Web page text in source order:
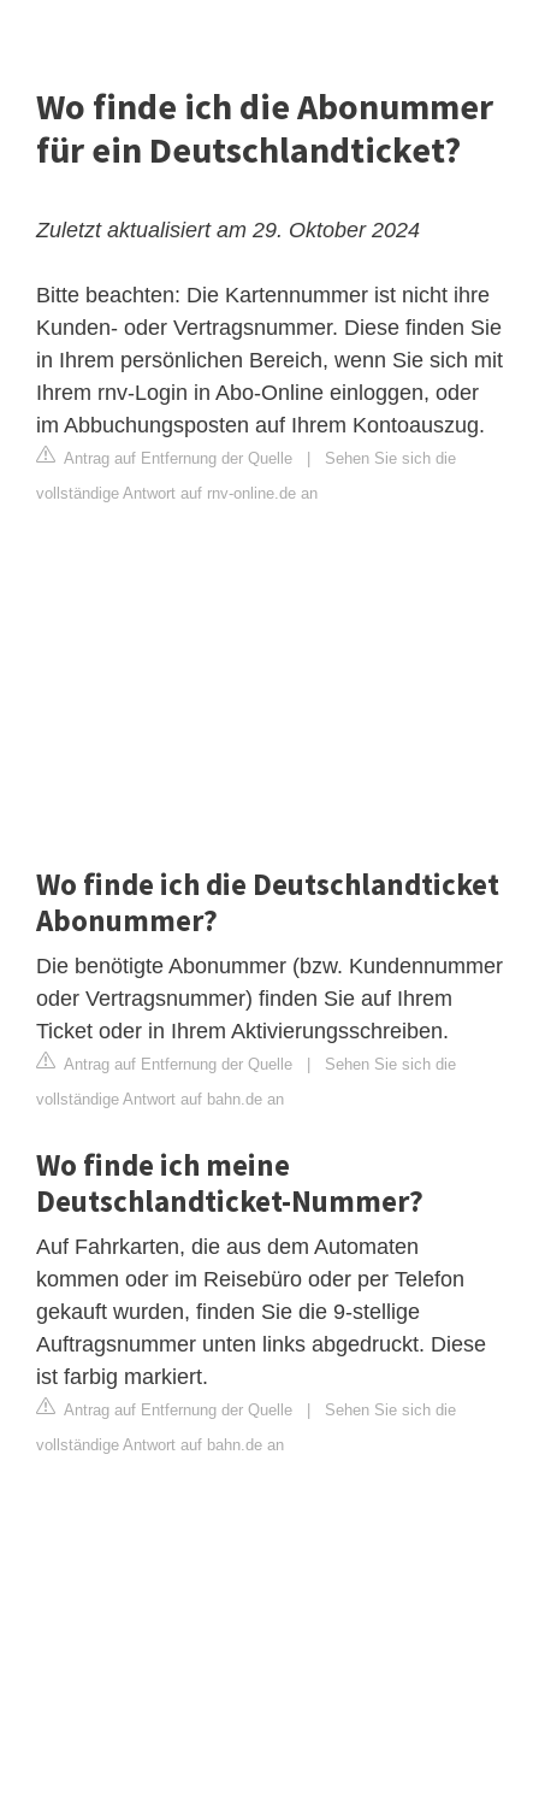
Wo finde ich die Abonummer
für ein Deutschlandticket?
Zuletzt aktualisiert am 29. Oktober 2024
Bitte beachten: Die Kartennummer ist nicht ihre
Kunden- oder Vertragsnummer. Diese finden Sie
in Ihrem persönlichen Bereich, wenn Sie sich mit
Ihrem rnv-Login in Abo-Online einloggen, oder
im Abbuchungsposten auf Ihrem Kontoauszug.
Antrag auf Entfernung der Quelle
Sehen Sie sich die
vollständige Antwort auf rnv-online.de an
Wo finde ich die Deutschlandticket
Abonummer?
Die benötigte Abonummer (bzw. Kundennummer
oder Vertragsnummer) finden Sie auf Ihrem
Ticket oder in Ihrem Aktivierungsschreiben.
Antrag auf Entfernung der Quelle
Sehen Sie sich die
vollständige Antwort auf bahn.de an
Wo finde ich meine
Deutschlandticket-Nummer?
Auf Fahrkarten, die aus dem Automaten
kommen oder im Reisebüro oder per Telefon
gekauft wurden, finden Sie die 9-stellige
Auftragsnummer unten links abgedruckt. Diese
ist farbig markiert.
Antrag auf Entfernung der Quelle
Sehen Sie sich die
vollständige Antwort auf bahn.de an